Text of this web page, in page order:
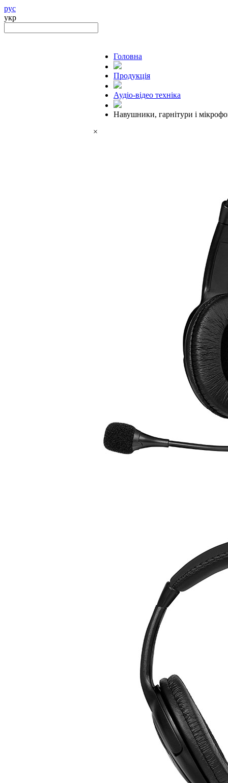
рус
укр
Головна
Продукцiя
Аудіо-відео техніка
Навушники, гарнітури і
×